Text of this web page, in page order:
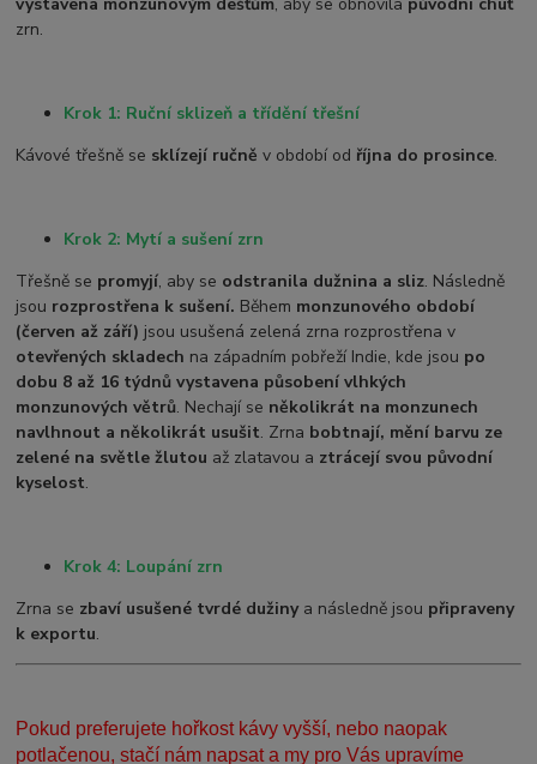
vystavena monzunovým dešťům, aby se obnovila původní chuť
zrn.
Krok 1: Ruční sklizeň a třídění třešní
Kávové třešně se sklízejí ručně v období od října do prosince.
Krok 2: Mytí a sušení zrn
Třešně se promyjí, aby se odstranila dužnina a sliz. Následně
jsou rozprostřena k sušení. Během monzunového období
(červen až září) jsou usušená zelená zrna rozprostřena v
otevřených skladech na západním pobřeží Indie, kde jsou po
dobu 8 až 16 týdnů vystavena působení vlhkých
monzunových větrů. Nechají se několikrát na monzunech
navlhnout a několikrát usušit. Zrna bobtnají, mění barvu ze
zelené na světle žlutou až zlatavou a ztrácejí svou původní
kyselost.
Krok 4: Loupání zrn
Zrna se zbaví usušené tvrdé dužinya následně jsou připraveny
k exportu.
Pokud preferujete hořkost kávy vyšší, nebo naopak
potlačenou, stačí nám napsat a my pro Vás upravíme